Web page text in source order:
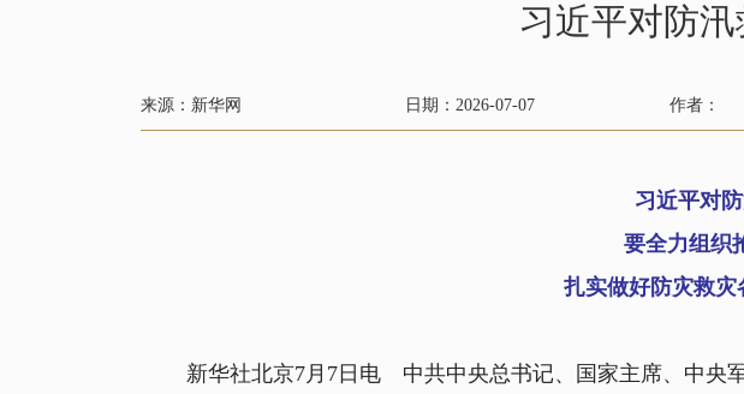
习近平对防
来源：新华网 日期：2026-07-07 作者：
习近平对防
要全力组织抢
扎实做好防灾救灾
新华社北京7月7日电 中共中央总书记、国家主席、中央军